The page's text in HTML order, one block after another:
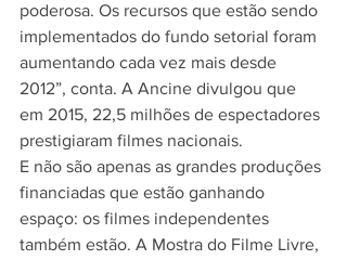
poderosa. Os recursos que estão sendo
implementados do fundo setorial foram
aumentando cada vez mais desde
2012”, conta. A Ancine divulgou que
em 2015, 22,5 milhões de espectadores
prestigiaram filmes nacionais.
E não são apenas as grandes produções
financiadas que estão ganhando
espaço: os filmes independentes
também estão. A Mostra do Filme Livre,